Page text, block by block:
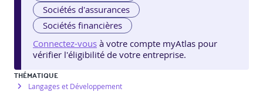
Sociétés d'assurances
Sociétés financières
Connectez-vous à votre compte myAtlas pour
vérifier l'éligibilité de votre entreprise.
THÉMATIQUE
Langages et Développement